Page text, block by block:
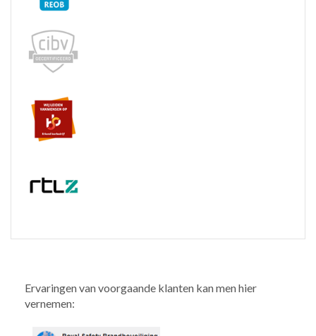
Ervaringen van voorgaande klanten kan men hier
vernemen: